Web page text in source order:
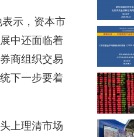
示，资本市
中还面临着
商组织交易
下一步要着
上理清市场